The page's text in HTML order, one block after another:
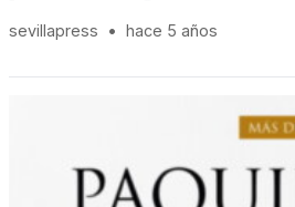
sevillapress • hace 5 años